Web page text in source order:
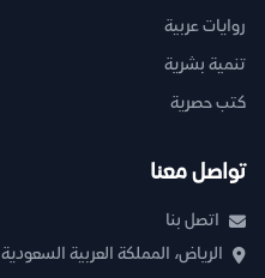
روايات عربية
تنمية بشرية
كتب حصرية
تواصل معنا
اتصل بنا
الرياض، المملكة العربية السعودية